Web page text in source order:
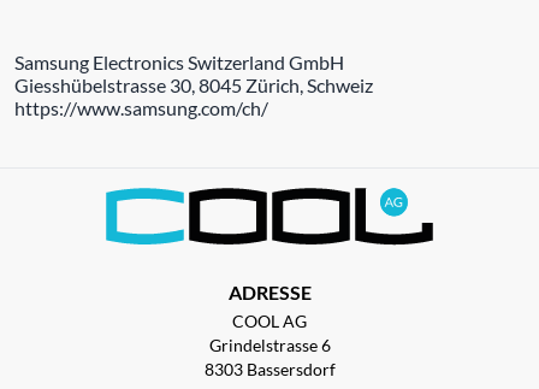
Samsung Electronics Switzerland GmbH
Giesshübelstrasse 30, 8045 Zürich, Schweiz
https://www.samsung.com/ch/
ADRESSE
COOL AG
Grindelstrasse 6
8303 Bassersdorf